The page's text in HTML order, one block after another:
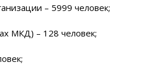
– 5999 человек;
МКД) – 128 человек;